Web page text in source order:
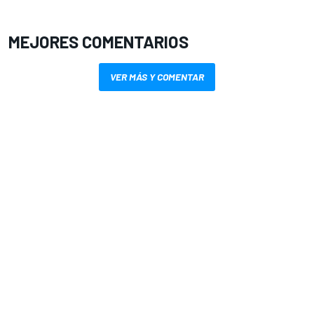
MEJORES COMENTARIOS
VER MÁS Y COMENTAR